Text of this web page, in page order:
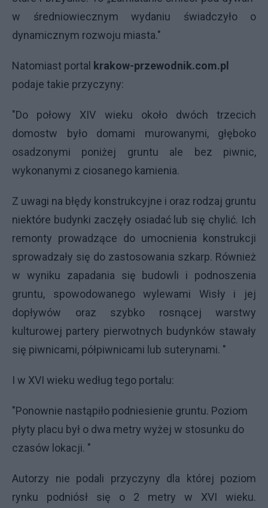
w średniowiecznym wydaniu świadczyło o
dynamicznym rozwoju miasta."
Natomiast portal krakow-przewodnik.com.pl
podaje takie przyczyny:
"Do połowy XIV wieku około dwóch trzecich
domostw było domami murowanymi, głęboko
osadzonymi poniżej gruntu ale bez piwnic,
wykonanymi z ciosanego kamienia.
Z uwagi na błędy konstrukcyjne i oraz rodzaj gruntu
niektóre budynki zaczęły osiadać lub się chylić. Ich
remonty prowadzące do umocnienia konstrukcji
sprowadzały się do zastosowania szkarp. Również
w wyniku zapadania się budowli i podnoszenia
gruntu, spowodowanego wylewami Wisły i jej
dopływów oraz szybko rosnącej warstwy
kulturowej partery pierwotnych budynków stawały
się piwnicami, półpiwnicami lub suterynami. "
I w XVI wieku według tego portalu:
"Ponownie nastąpiło podniesienie gruntu. Poziom
płyty placu był o dwa metry wyżej w stosunku do
czasów lokacji. ​"
Autorzy nie podali przyczyny dla której poziom
rynku podniósł się o 2 metry w XVI wieku.